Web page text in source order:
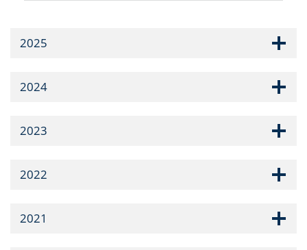
2025
2024
2023
2022
2021